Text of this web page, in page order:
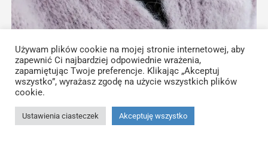
Używam plików cookie na mojej stronie internetowej, aby
zapewnić Ci najbardziej odpowiednie wrażenia,
zapamiętując Twoje preferencje. Klikając „Akceptuj
wszystko”, wyrażasz zgodę na użycie wszystkich plików
cookie.
Ustawienia ciasteczek Akceptuję wszystko